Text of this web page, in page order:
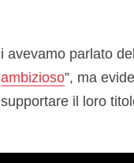
i avevamo parlato
ambizioso”, ma
supportare il loro